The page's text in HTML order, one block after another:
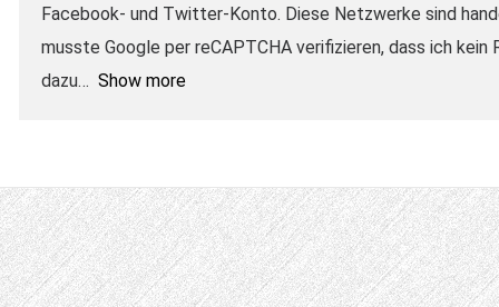
Facebook- und Twitter-Konto. Diese Netzwerke sind
musste Google per reCAPTCHA verifizieren, dass ich
dazu
Show more